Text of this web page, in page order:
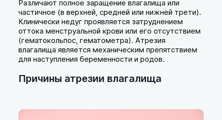
Различают полное заращение влагалища или
частичное (в верхней, средней или нижней трети).
Клинически недуг проявляется затруднением
оттока менструальной крови или его отсутствием
(гематокольпос, гематометра). Атрезия
влагалища является механическим препятствием
для наступления беременности и родов.
Причины атрезии влагалища